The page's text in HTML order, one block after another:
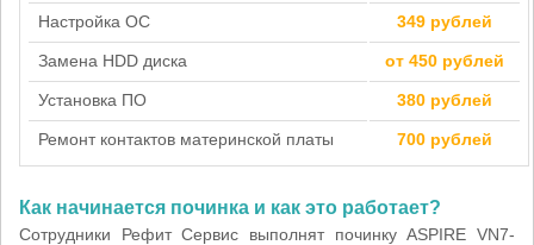
Настройка ОС 349 рублей
Замена HDD диска от 450 рублей
Установка ПО 380 рублей
Ремонт контактов материнской платы 700 рублей
Как начинается починка и как это работает?
Сотрудники Рефит Сервис выполнят починку ASPIRE VN7-